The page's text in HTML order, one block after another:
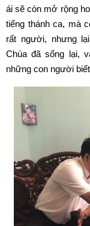
ái sẽ còn mở rộng
tiếng thánh ca, mà
rất người, nhưng
Chúa đã sống lại,
những con người